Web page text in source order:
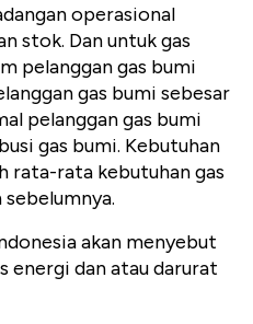
operasional
stok. Dan untuk gas
pelanggan gas bumi
gas bumi sebesar
pelanggan gas bumi
gas bumi. Kebutuhan
rata-rata kebutuhan gas
akan menyebut
energi dan atau darurat